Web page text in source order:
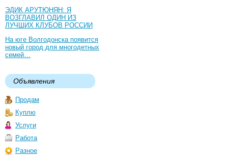
ЭДИК АРУТЮНЯН: Я
ВОЗГЛАВИЛ ОДИН ИЗ
ЛУЧШИХ КЛУБОВ РОССИИ
На юге Волгодонска появится
новый город для многодетных
семей…
Объявления
Продам
Куплю
Услуги
Работа
Разное